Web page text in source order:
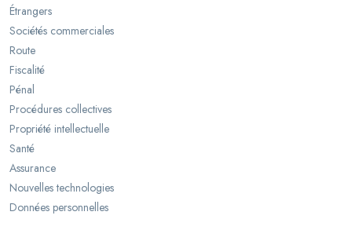
Étrangers
Sociétés commerciales
Route
Fiscalité
Pénal
Procédures collectives
Propriété intellectuelle
Santé
Assurance
Nouvelles technologies
Données personnelles